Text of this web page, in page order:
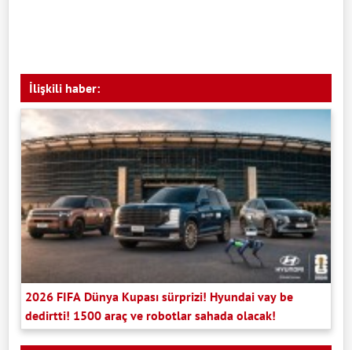
İlişkili haber:
2026 FIFA Dünya Kupası sürprizi! Hyundai vay be
dedirtti! 1500 araç ve robotlar sahada olacak!